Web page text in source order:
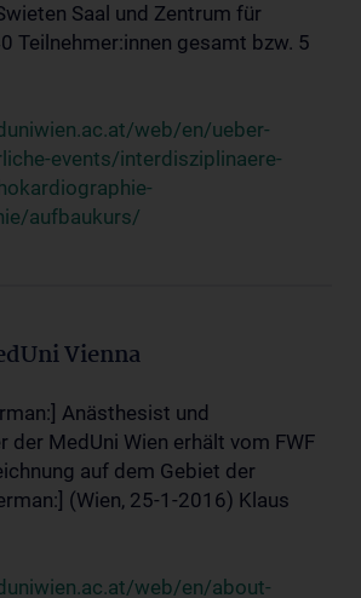
Saal und Zentrum für
Teilnehmer:innen gesamt bzw. 5
web/en/ueber-
events/interdisziplinaere-
aufbaukurs/
Vienna
Anästhesist und
der MedUni Wien erhält vom FWF
auf dem Gebiet der
(Wien, 25-1-2016) Klaus
web/en/about-